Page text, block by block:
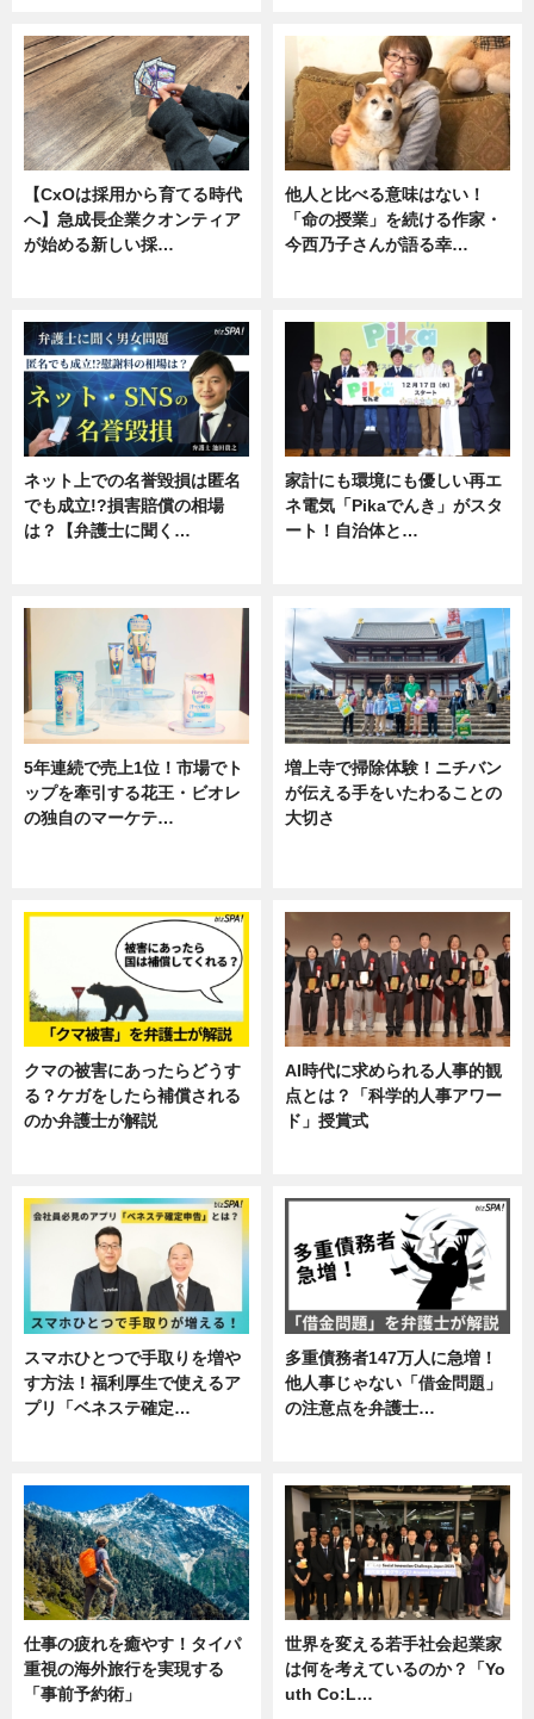
【CxOは採用から育てる時代
へ】急成長企業クオンティア
が始める新しい採…
他人と比べる意味はない！
「命の授業」を続ける作家・
今西乃子さんが語る幸…
ネット上での名誉毀損は匿名
でも成立!?損害賠償の相場
は？【弁護士に聞く…
家計にも環境にも優しい再エ
ネ電気「Pikaでんき」がスタ
ート！自治体と…
5年連続で売上1位！市場でト
ップを牽引する花王・ビオレ
の独自のマーケテ…
増上寺で掃除体験！ニチバン
が伝える手をいたわることの
大切さ
クマの被害にあったらどうす
る？ケガをしたら補償される
のか弁護士が解説
AI時代に求められる人事的観
点とは？「科学的人事アワー
ド」授賞式
スマホひとつで手取りを増や
す方法！福利厚生で使えるア
プリ「ベネステ確定…
多重債務者147万人に急増！
他人事じゃない「借金問題」
の注意点を弁護士…
仕事の疲れを癒やす！タイパ
重視の海外旅行を実現する
「事前予約術」
世界を変える若手社会起業家
は何を考えているのか？「Yo
uth Co:L…